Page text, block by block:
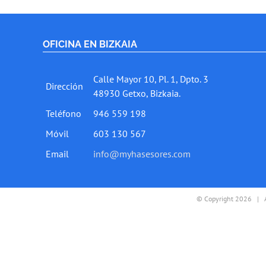
OFICINA EN BIZKAIA
Dirección
Calle Mayor 10, Pl. 1, Dpto. 3
48930 Getxo, Bizkaia.
Teléfono
946 559 198
Móvil
603 130 567
Email
info@myhasesores.com
© Copyright 2026 |